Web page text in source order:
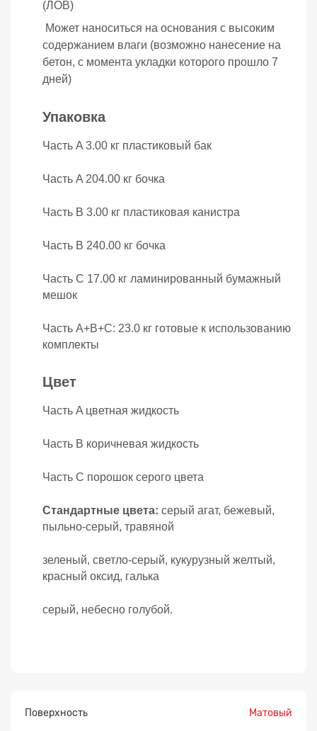
(ЛОВ)
Может наноситься на основания с высоким
содержанием влаги (возможно нанесение на
бетон, с момента укладки которого прошло 7
дней)
Упаковка
Часть A 3.00 кг пластиковый бак
Часть A 204.00 кг бочка
Часть B 3.00 кг пластиковая канистра
Часть B 240.00 кг бочка
Часть C 17.00 кг ламинированный бумажный
мешок
Часть A+B+C: 23.0 кг готовые к использованию
комплекты
Цвет
Часть A цветная жидкость
Часть B коричневая жидкость
Часть C порошок серого цвета
Стандартные цвета: серый агат, бежевый,
пыльно-серый, травяной
зеленый, светло-серый, кукурузный желтый,
красный оксид, галька
серый, небесно голубой.
Поверхность Матовый
файл